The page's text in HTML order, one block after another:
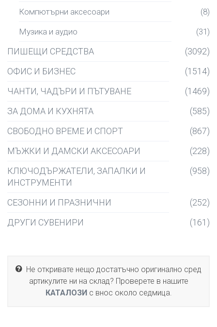
Компютърни аксесоари (8)
Музика и аудио (31)
ПИШЕЩИ СРЕДСТВА
(3092)
ОФИС И БИЗНЕС
(1514)
ЧАНТИ, ЧАДЪРИ И ПЪТУВАНЕ
(1469)
ЗА ДОМА И КУХНЯТА
(585)
СВОБОДНО ВРЕМЕ И СПОРТ
(867)
МЪЖКИ И ДАМСКИ АКСЕСОАРИ
(228)
КЛЮЧОДЪРЖАТЕЛИ, ЗАПАЛКИ И
ИНСТРУМЕНТИ
(958)
СЕЗОННИ И ПРАЗНИЧНИ
(252)
ДРУГИ СУВЕНИРИ
(161)
Не откривате нещо достатъчно оригинално сред
артикулите ни на склад? Проверете в нашите
КАТАЛОЗИс внос около седмица.